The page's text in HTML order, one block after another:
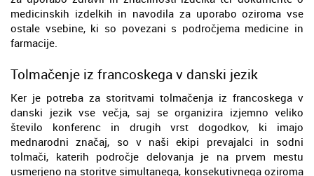
medicinskih izdelkih in navodila za uporabo oziroma vse
ostale vsebine, ki so povezani s področjema medicine in
farmacije.
Tolmačenje iz francoskega v danski jezik
Ker je potreba za storitvami tolmačenja iz francoskega v
danski jezik vse večja, saj se organizira izjemno veliko
število konferenc in drugih vrst dogodkov, ki imajo
mednarodni značaj, so v naši ekipi prevajalci in sodni
tolmači, katerih področje delovanja je na prvem mestu
usmerjeno na storitve simultanega, konsekutivnega oziroma